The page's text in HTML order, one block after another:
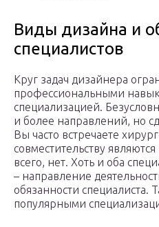
Виды дизайна и
специалистов
Круг задач дизайнера
профессиональными
специализацией.
и более направлений, но
Вы часто встречаете
совместительству
всего, нет. Хоть и оба
– направление
обязанности специалиста.
популярными